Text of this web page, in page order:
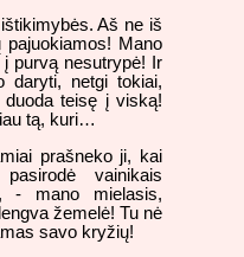
Aš ne iš
Mano
purvą nesutrypė! Ir
daryti, netgi tokiai,
teisę į viską!
tą, kuri…
prašneko ji, kai
vainikais
- mano mielasis,
žemelė! Tu nė
savo kryžių!